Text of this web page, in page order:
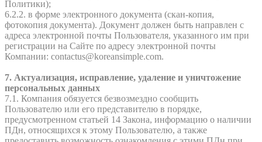
Политики);
6.2.2. в форме электронного документа (скан-копия,
фотокопия документа). Документ должен быть направлен с
адреса электронной почты Пользователя, указанного им при
регистрации на Сайте по адресу электронной почты
Компании: contactus@koreansimple.com.
7. Актуализация, исправление, удаление и уничтожение
персональных данных
7.1. Компания обязуется безвозмездно сообщить
Пользователю или его представителю в порядке,
предусмотренном статьей 14 Закона, информацию о наличии
ПДн, относящихся к этому Пользователю, а также